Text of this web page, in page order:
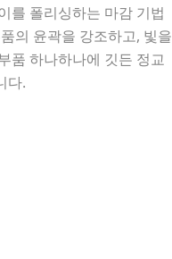
를 폴리싱하는 마감 기법
의 윤곽을 강조하고, 빛을
품 하나하나에 깃든 정교
다.